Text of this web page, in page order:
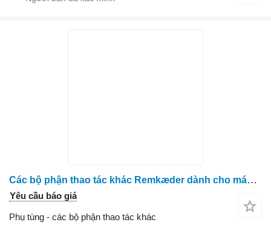
Các bộ phận thao tác khác Remkæder dành cho máy thu hoạch cà rốt ASA Asa Lift
Yêu cầu báo giá
Phụ tùng - các bộ phận thao tác khác